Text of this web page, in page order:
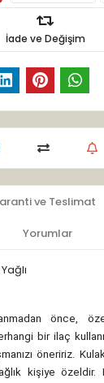
İade ve Değişim
ve Teslimat
Yorumlar
önce,
bir ilaç
öneririz.
kişiye